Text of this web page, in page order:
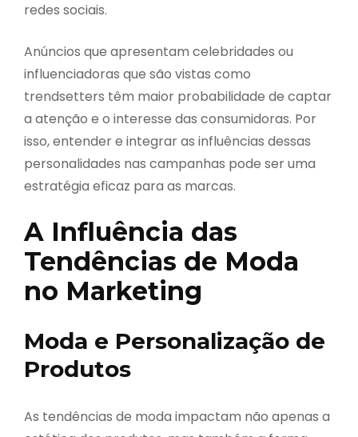
redes sociais.
Anúncios que apresentam celebridades ou
influenciadoras que são vistas como
trendsetters têm maior probabilidade de captar
a atenção e o interesse das consumidoras. Por
isso, entender e integrar as influências dessas
personalidades nas campanhas pode ser uma
estratégia eficaz para as marcas.
A Influência das
Tendências de Moda
no Marketing
Moda e Personalização de
Produtos
As tendências de moda impactam não apenas a